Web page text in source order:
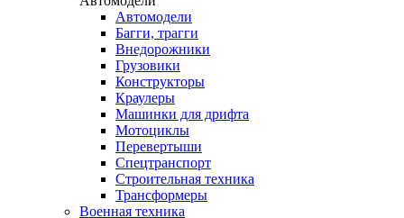
Автомодели
Багги, трагги
Внедорожники
Грузовики
Конструкторы
Краулеры
Машинки для дрифта
Мотоциклы
Перевертыши
Спецтранспорт
Строительная техника
Трансформеры
Военная техника